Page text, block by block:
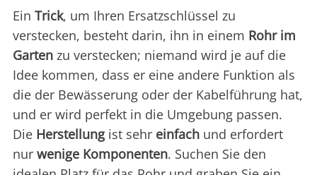
Ein Trick, um Ihren Ersatzschlüssel zu
verstecken, besteht darin, ihn in einem Rohr im
Garten zu verstecken; niemand wird je auf die
Idee kommen, dass er eine andere Funktion als
die der Bewässerung oder der Kabelführung hat,
und er wird perfekt in die Umgebung passen.
Die Herstellungist sehr einfach und erfordert
nur wenige Komponenten. Suchen Sie den